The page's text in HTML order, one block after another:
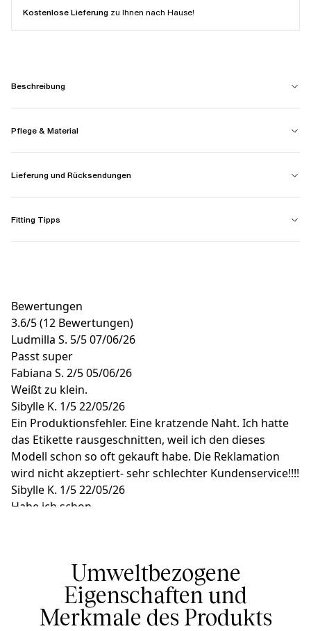
Kostenlose Lieferung zu Ihnen nach Hause!
Beschreibung
Pflege & Material
Lieferung und Rücksendungen
Fitting Tipps
Bewertungen
3.6/5(12 Bewertungen)
Ludmilla S. 5/507/06/26
Passt super
Fabiana S. 2/505/06/26
Weißt zu klein.
Sibylle K. 1/522/05/26
Ein Produktionsfehler. Eine kratzende Naht. Ich hatte
das Etikette rausgeschnitten, weil ich den dieses
Modell schon so oft gekauft habe. Die Reklamation
wird nicht akzeptiert- sehr schlechter Kundenservice!!!!
Sibylle K. 1/522/05/26
Habe ich schon
Umweltbezogene
Eigenschaften und
Merkmale des Produkts